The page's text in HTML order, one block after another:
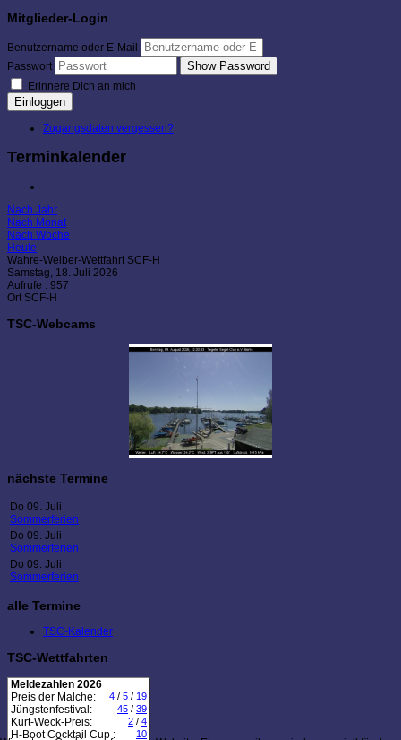
Mitglieder-Login
Benutzername oder E-Mail
Passwort
Show Password
Erinnere Dich an mich
Einloggen
Zugangsdaten vergessen?
Terminkalender
Nach Jahr
Nach Monat
Nach Woche
Heute
Wahre-Weiber-Wettfahrt SCF-H
Samstag, 18. Juli 2026
Aufrufe : 957
Ort SCF-H
TSC-Webcams
nächste Termine
Do 09. Juli
Sommerferien
Do 09. Juli
Sommerferien
Do 09. Juli
Sommerferien
alle Termine
TSC-Kalender
TSC-Wettfahrten
Meldezahlen 2026
Preis der Malche:
4 / 5 / 19
Jüngstenfestival: 45 / 39
Kurt-Weck-Preis: 2 / 4
H-Boot Cocktail Cup : 10